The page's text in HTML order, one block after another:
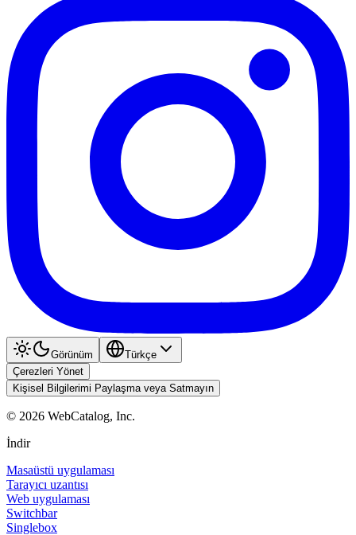
Görünüm
Türkçe
Çerezleri Yönet
Kişisel Bilgilerimi Paylaşma veya Satmayın
© 2026 WebCatalog, Inc.
İndir
Masaüstü uygulaması
Tarayıcı uzantısı
Web uygulaması
Switchbar
Singlebox